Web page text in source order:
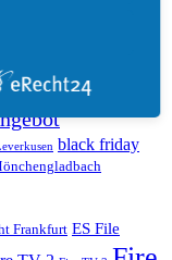
amazon echo dot
black friday
Frankfurt ES File